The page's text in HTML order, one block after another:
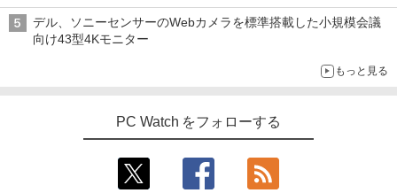
超得2,000円OFF&P5倍｜第8世代 office
古ノートパソコン Windows11 office付
き｜15.6型 テンキー付き｜ノートパソコ
｜パソコン｜PC｜中古PC
機能 テレワーク 在宅勤務 パソコン
￥39,800
体型 22型液晶 Core i5 高速CPU搭載 Wi
ndows11 & Office付き メモリ8GB SSD
ンキー付きキーボード＆マウスプレゼン
ト付き 在宅勤務 テレワーク 家庭用 省ス
ゲーミングモニター 21.5インチ PCモニ
ニター simplus シンプラス SP-NMT21
【送料無料】【レビューでモニタークリ
￥8,999
￥770
￥12,936
デル、ソニーセンサーのWebカメラを標準搭載した小規模会議
向け43型4Kモニター
もっと見る
PC Watch をフォローする